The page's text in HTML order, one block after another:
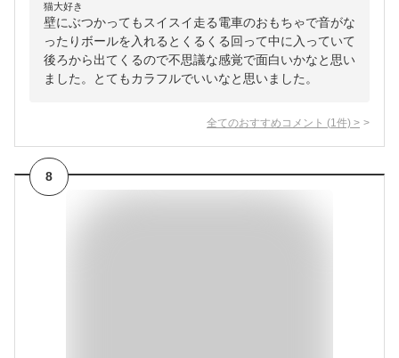
猫大好き
壁にぶつかってもスイスイ走る電車のおもちゃで音がな
ったりボールを入れるとくるくる回って中に入っていて
後ろから出てくるので不思議な感覚で面白いかなと思い
ました。とてもカラフルでいいなと思いました。
全てのおすすめコメント (1 件) >
8